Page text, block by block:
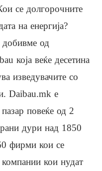
се долгорочните
на енергија?
од
која веќе десетина
изведувачите со
Daibau.mk е
повеќе од 2
дури над 1850
фирми кои се
кои нудат